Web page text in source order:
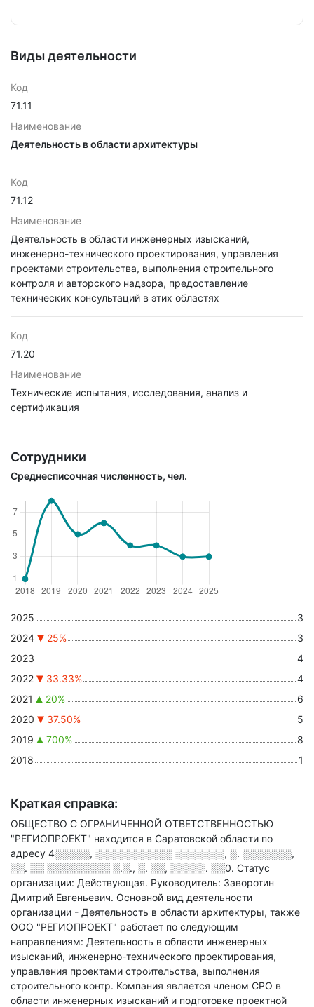
Виды деятельности
Код
71.11
Наименование
Деятельность в области архитектуры
Код
71.12
Наименование
Деятельность в области инженерных изысканий,
инженерно-технического проектирования, управления
проектами строительства, выполнения строительного
контроля и авторского надзора, предоставление
технических консультаций в этих областях
Код
71.20
Наименование
Технические испытания, исследования, анализ и
сертификация
Сотрудники
Среднесписочная численность, чел.
2025
3
2024
25%
3
2023
4
2022
33.33%
4
2021
20%
6
2020
37.50%
5
2019
700%
8
2018
1
Краткая справка:
ОБЩЕСТВО С ОГРАНИЧЕННОЙ ОТВЕТСТВЕННОСТЬЮ
"РЕГИОПРОЕКТ" находится в Саратовской области по
адресу 4░░░░░, ░░░░░░░░░░░ ░░░░░░░, ░. ░░░░░░░,
░░. ░░ ░░░░░░░░░ ░.░., ░. ░░, ░░░░░. ░░0. Статус
организации: Действующая. Руководитель: Заворотин
Дмитрий Евгеньевич. Основной вид деятельности
организации - Деятельность в области архитектуры, также
ООО "РЕГИОПРОЕКТ" работает по следующим
направлениям: Деятельность в области инженерных
изысканий, инженерно-технического проектирования,
управления проектами строительства, выполнения
строительного контр. Компания является членом СРО в
области инженерных изысканий и подготовке проектной